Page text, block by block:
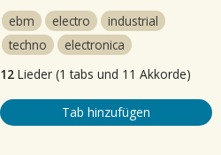
ebm
electro
industrial
techno
electronica
12 Lieder (1 tabs und 11 Akkorde)
Tab hinzufügen